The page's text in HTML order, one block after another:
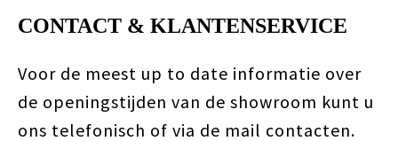
CONTACT & KLANTENSERVICE
Voor de meest up to date informatie over
de openingstijden van de showroom kunt u
ons telefonisch of via de mail contacten.